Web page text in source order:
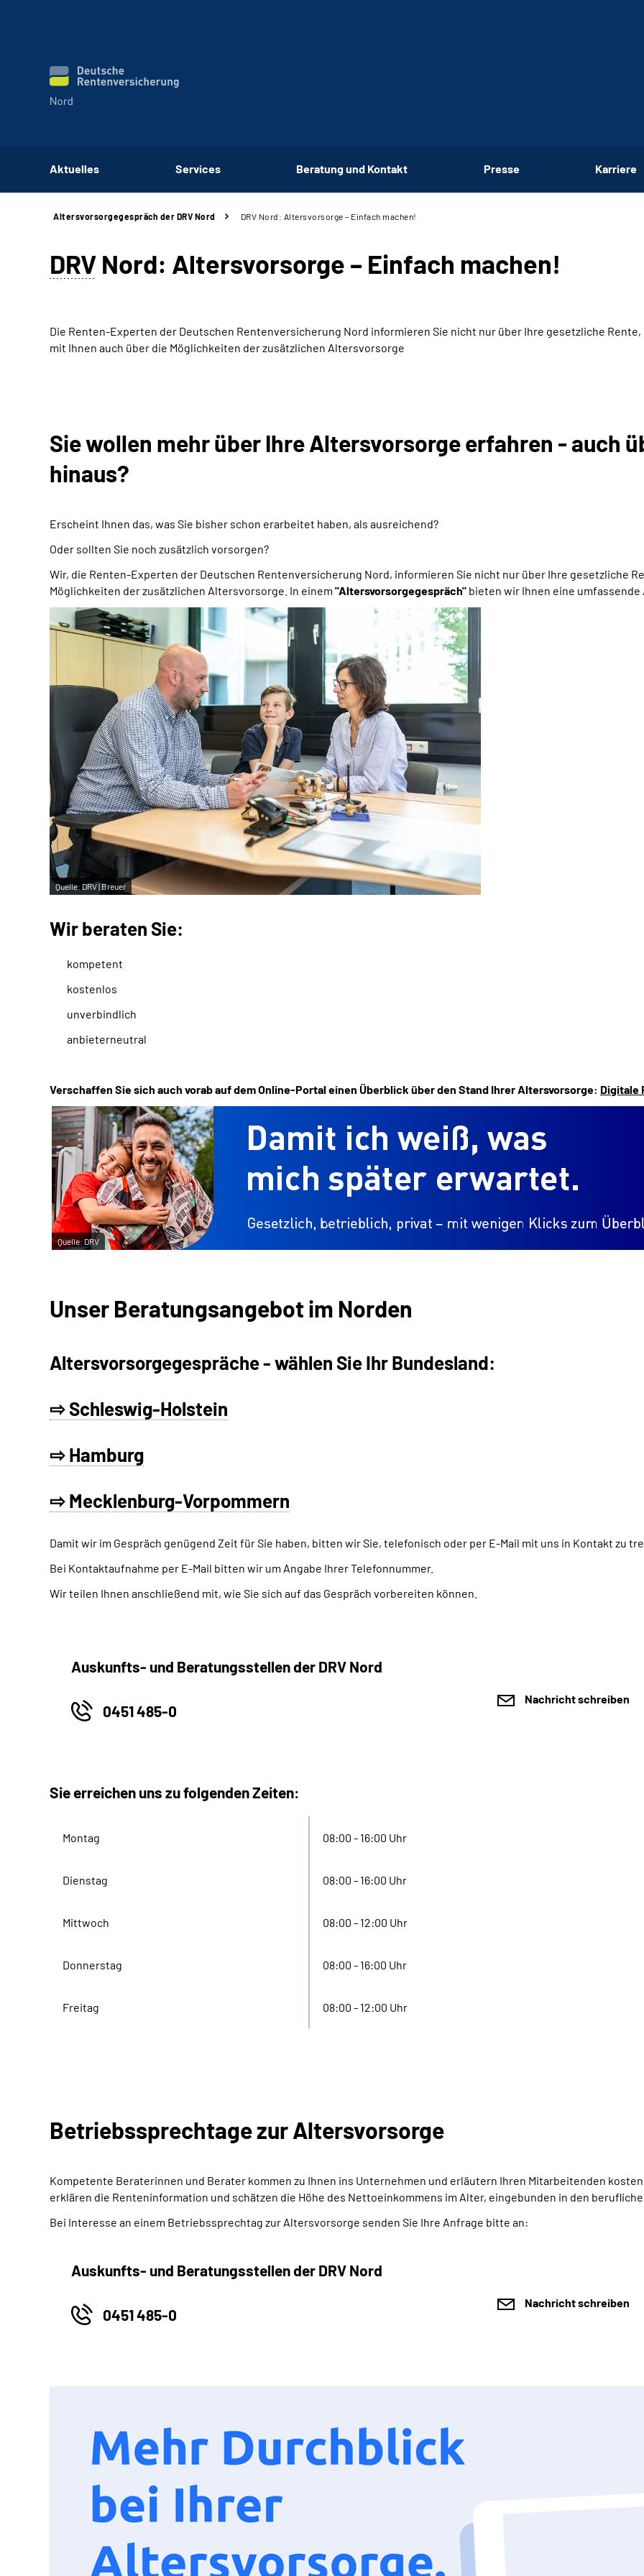
Aktuelles Services Beratung und Kontakt Presse Karriere
Altersvorsorgegespräch der DRV Nord DRV Nord: Altersvorsorge – Einfach machen!
DRV Nord: Altersvorsorge – Einfach machen!
Die Renten-Experten der Deutschen Rentenversicherung Nord informieren Sie nicht nur über Ihre gesetzliche
mit Ihnen auch über die Möglichkeiten der zusätzlichen Altersvorsorge
Sie wollen mehr über Ihre Altersvorsorge erfahren - auch
hinaus?
Erscheint Ihnen das, was Sie bisher schon erarbeitet haben, als ausreichend?
Oder sollten Sie noch zusätzlich vorsorgen?
Wir, die Renten-Experten der Deutschen Rentenversicherung Nord, informieren Sie nicht nur über Ihre gesetzliche
Möglichkeiten der zusätzlichen Altersvorsorge. In einem "Altersvorsorgegespräch" bieten wir Ihnen eine
Quelle: DRV | Breuer
Wir beraten Sie:
kompetent
kostenlos
unverbindlich
anbieterneutral
Verschaffen Sie sich auch vorab auf dem Online-Portal einen Überblick über den Stand Ihrer Altersvorsorge: Digitale
Quelle: DRV
Unser Beratungsangebot im Norden
Altersvorsorgegespräche - wählen Sie Ihr Bundesland:
⇨ Schleswig-Holstein
⇨ Hamburg
⇨ Mecklenburg-Vorpommern
Damit wir im Gespräch genügend Zeit für Sie haben, bitten wir Sie, telefonisch oder per E-Mail mit uns in Kontakt zu
Bei Kontaktaufnahme per E-Mail bitten wir um Angabe Ihrer Telefonnummer.
Wir teilen Ihnen anschließend mit, wie Sie sich auf das Gespräch vorbereiten können.
Auskunfts- und Beratungsstellen der DRV Nord
0451 485-0
Nachricht schreiben
Sie erreichen uns zu folgenden Zeiten:
Montag 08:00 - 16:00 Uhr
Dienstag 08:00 - 16:00 Uhr
Mittwoch 08:00 - 12:00 Uhr
Donnerstag 08:00 - 16:00 Uhr
Freitag 08:00 - 12:00 Uhr
Betriebssprechtage zur Altersvorsorge
Kompetente Beraterinnen und Berater kommen zu Ihnen ins Unternehmen und erläutern Ihren Mitarbeitenden
erklären die Renteninformation und schätzen die Höhe des Nettoeinkommens im Alter, eingebunden in den
Bei Interesse an einem Betriebssprechtag zur Altersvorsorge senden Sie Ihre Anfrage bitte an:
Auskunfts- und Beratungsstellen der DRV Nord
0451 485-0
Nachricht schreiben